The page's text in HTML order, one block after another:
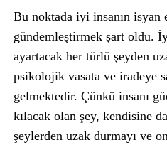
Bu noktada iyi insanın isyan
gündemleştirmek şart oldu.
ayartacak her türlü şeyden
psikolojik vasata ve iradeye
gelmektedir. Çünkü insanı
kılacak olan şey, kendisine
şeylerden uzak durmayı ve